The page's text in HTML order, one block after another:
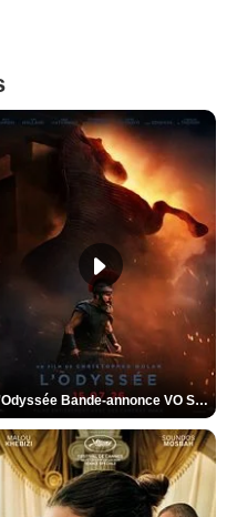
L'Odyssée Bande-annonce VO STFR